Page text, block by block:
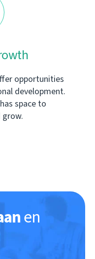
opportunities
development.
space to
en